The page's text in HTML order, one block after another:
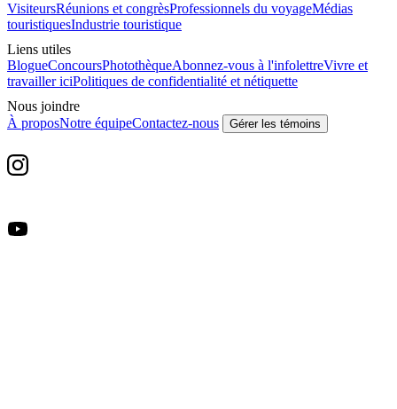
VisiteursRéunions et congrèsProfessionnels du voyageMédias
touristiquesIndustrie touristique
Liens utiles
BlogueConcoursPhotothèqueAbonnez-vous à l'infolettreVivre et
travailler iciPolitiques de confidentialité et nétiquette
Nous joindre
À proposNotre équipeContactez-nous Gérer les témoins